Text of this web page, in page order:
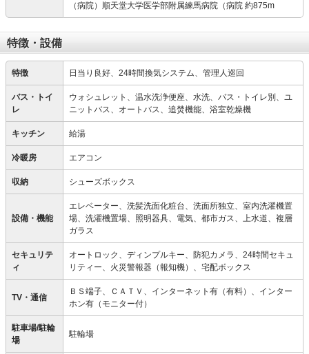
（病院）順天堂大学医学部附属練馬病院（病院 約875m
特徴・設備
特徴 日当り良好、24時間換気システム、管理人巡回
バス・トイ
レ
ウォシュレット、温水洗浄便座、水洗、バス・トイレ別、ユ
ニットバス、オートバス、追焚機能、浴室乾燥機
キッチン 給湯
冷暖房 エアコン
収納 シューズボックス
設備・機能
エレベーター、洗髪洗面化粧台、洗面所独立、室内洗濯機置
場、洗濯機置場、照明器具、電気、都市ガス、上水道、複層
ガラス
セキュリテ
ィ
オートロック、ディンプルキー、防犯カメラ、24時間セキュ
リティー、火災警報器（報知機）、宅配ボックス
TV・通信
ＢＳ端子、ＣＡＴＶ、インターネット有（有料）、インター
ホン有（モニター付）
駐車場/駐輪
場
駐輪場